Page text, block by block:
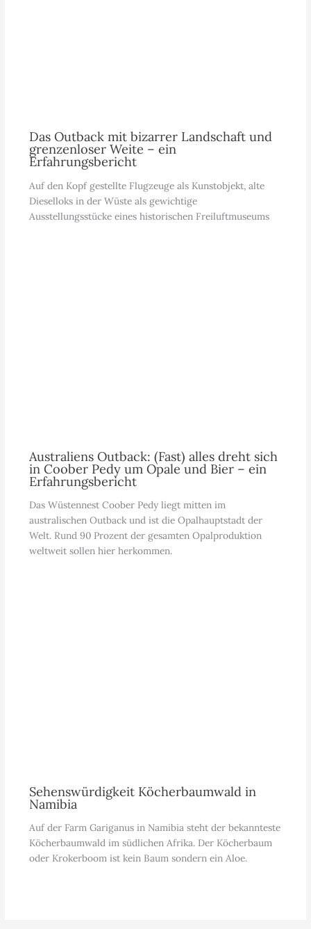
Das Outback mit bizarrer Landschaft und
grenzenloser Weite – ein
Erfahrungsbericht
Auf den Kopf gestellte Flugzeuge als Kunstobjekt, alte
Dieselloks in der Wüste als gewichtige
Ausstellungsstücke eines historischen Freiluftmuseums
Australiens Outback: (Fast) alles dreht sich
in Coober Pedy um Opale und Bier – ein
Erfahrungsbericht
Das Wüstennest Coober Pedy liegt mitten im
australischen Outback und ist die Opalhauptstadt der
Welt. Rund 90 Prozent der gesamten Opalproduktion
weltweit sollen hier herkommen.
Sehenswürdigkeit Köcherbaumwald in
Namibia
Auf der Farm Gariganus in Namibia steht der bekannteste
Köcherbaumwald im südlichen Afrika. Der Köcherbaum
oder Krokerboom ist kein Baum sondern ein Aloe.